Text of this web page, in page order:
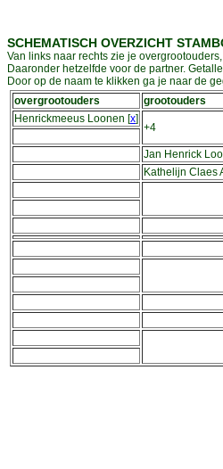
SCHEMATISCH OVERZICHT
Van links naar rechts zie je
Daaronder hetzelfde voor de partner.
Door op de naam te klikken ga je naar de
overgrootouders
grootouders
Henrickmeeus Loonen [x]
+4
Jan Henrick
Kathelijn Claes